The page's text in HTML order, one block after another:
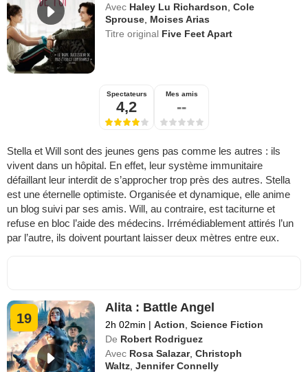
Avec Haley Lu Richardson ,Cole
Sprouse Moises Arias
Titre original Five Feet Apart
Spectateurs
4,2
Mes amis
--
Stella et Will sont des jeunes gens pas comme les autres : ils
vivent dans un hôpital. En effet, leur système immunitaire
défaillant leur interdit de s’approcher trop près des autres. Stella
est une éternelle optimiste. Organisée et dynamique, elle anime
un blog suivi par ses amis. Will, au contraire, est taciturne et
refuse en bloc l’aide des médecins. Irrémédiablement attirés l’un
par l’autre, ils doivent pourtant laisser deux mètres entre eux.
19
Alita : Battle Angel
2h 02min | Action ,Science Fiction
De Robert Rodriguez
Avec Rosa Salazar,Christoph
Waltz ,Jennifer Connelly